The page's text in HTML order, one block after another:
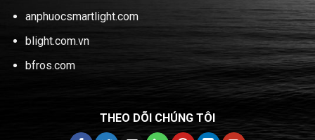
anphuocsmartlight.com
blight.com.vn
bfros.com
THEO DÕI CHÚNG TÔI